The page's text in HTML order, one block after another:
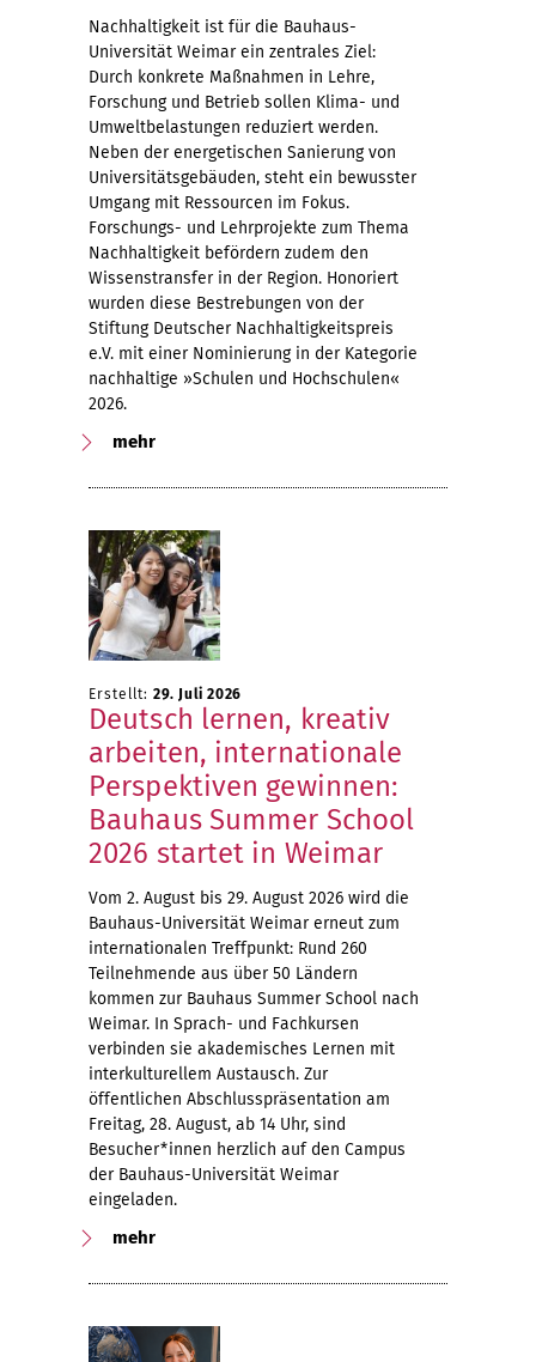
Nachhaltigkeit ist für die Bauhaus-
Universität Weimar ein zentrales Ziel:
Durch konkrete Maßnahmen in Lehre,
Forschung und Betrieb sollen Klima- und
Umweltbelastungen reduziert werden.
Neben der energetischen Sanierung von
Universitätsgebäuden, steht ein bewusster
Umgang mit Ressourcen im Fokus.
Forschungs- und Lehrprojekte zum Thema
Nachhaltigkeit befördern zudem den
Wissenstransfer in der Region. Honoriert
wurden diese Bestrebungen von der
Stiftung Deutscher Nachhaltigkeitspreis
e.V. mit einer Nominierung in der Kategorie
nachhaltige »Schulen und Hochschulen«
2026.
mehr
Erstellt: 29. Juli 2026
Deutsch lernen, kreativ
arbeiten, internationale
Perspektiven gewinnen:
Bauhaus Summer School
2026 startet in Weimar
Vom 2. August bis 29. August 2026 wird die
Bauhaus-Universität Weimar erneut zum
internationalen Treffpunkt: Rund 260
Teilnehmende aus über 50 Ländern
kommen zur Bauhaus Summer School nach
Weimar. In Sprach- und Fachkursen
verbinden sie akademisches Lernen mit
interkulturellem Austausch. Zur
öffentlichen Abschlusspräsentation am
Freitag, 28. August, ab 14 Uhr, sind
Besucher*innen herzlich auf den Campus
der Bauhaus-Universität Weimar
eingeladen.
mehr